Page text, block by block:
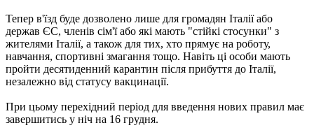
Тепер в'їзд буде дозволено лише для громадян Італії або
держав ЄС, членів сім'ї або які мають "стійкі стосунки" з
жителями Італії, а також для тих, хто прямує на роботу,
навчання, спортивні змагання тощо. Навіть ці особи мають
пройти десятиденний карантин після прибуття до Італії,
незалежно від статусу вакцинації.
При цьому перехідний період для введення нових правил має
завершитись у ніч на 16 грудня.